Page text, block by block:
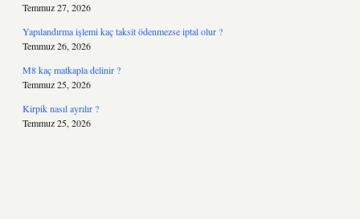
Temmuz 27, 2026
Yapılandırma işlemi kaç taksit ödenmezse iptal olur ?
Temmuz 26, 2026
M8 kaç matkapla delinir ?
Temmuz 25, 2026
Kirpik nasıl ayrılır ?
Temmuz 25, 2026